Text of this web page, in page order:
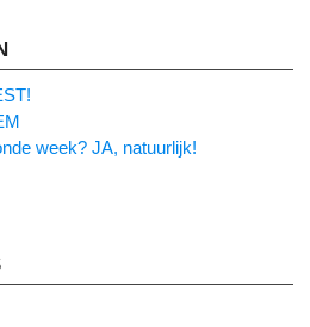
week? JA, natuurlijk!